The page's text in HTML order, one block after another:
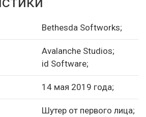
Bethesda Softworks;
Avalanche Studios;
id Software;
14 мая 2019 года;
Шутер от первого лица;